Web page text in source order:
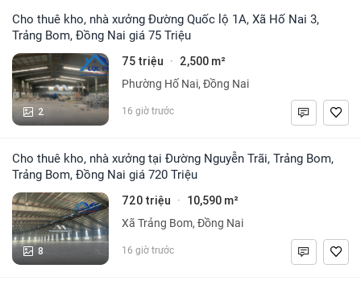
Cho thuê kho, nhà xưởng Đường Quốc lộ 1A, Xã Hố Nai 3,
Trảng Bom, Đồng Nai giá 75 Triệu
2
75 triệu · 2,500 m²
Phường Hố Nai, Đồng Nai
16 giờ trước
Cho thuê kho, nhà xưởng tại Đường Nguyễn Trãi, Trảng Bom,
Trảng Bom, Đồng Nai giá 720 Triệu
8
720 triệu · 10,590 m²
Xã Trảng Bom, Đồng Nai
16 giờ trước